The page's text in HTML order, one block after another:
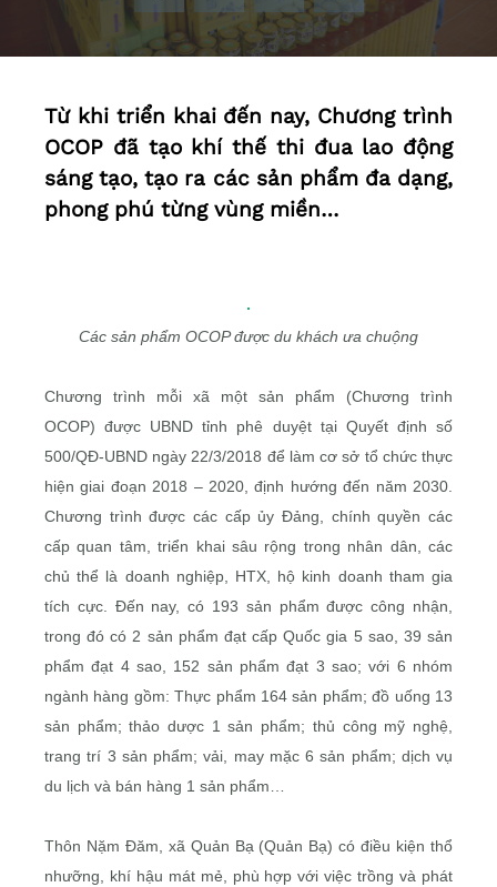
Từ khi triển khai đến nay, Chương trình
OCOP đã tạo khí thế thi đua lao động
sáng tạo, tạo ra các sản phẩm đa dạng,
phong phú từng vùng miền…
Các sản phẩm OCOP được du khách ưa chuộng
Chương trình mỗi xã một sản phẩm (Chương trình
OCOP) được UBND tỉnh phê duyệt tại Quyết định số
500/QĐ-UBND ngày 22/3/2018 để làm cơ sở tổ chức thực
hiện giai đoạn 2018 – 2020, định hướng đến năm 2030.
Chương trình được các cấp ủy Đảng, chính quyền các
cấp quan tâm, triển khai sâu rộng trong nhân dân, các
chủ thể là doanh nghiệp, HTX, hộ kinh doanh tham gia
tích cực. Đến nay, có 193 sản phẩm được công nhận,
trong đó có 2 sản phẩm đạt cấp Quốc gia 5 sao, 39 sản
phẩm đạt 4 sao, 152 sản phẩm đạt 3 sao; với 6 nhóm
ngành hàng gồm: Thực phẩm 164 sản phẩm; đồ uống 13
sản phẩm; thảo dược 1 sản phẩm; thủ công mỹ nghệ,
trang trí 3 sản phẩm; vải, may mặc 6 sản phẩm; dịch vụ
du lịch và bán hàng 1 sản phẩm…
Thôn Nặm Đăm, xã Quản Bạ (Quản Bạ) có điều kiện thổ
nhưỡng, khí hậu mát mẻ, phù hợp với việc trồng và phát